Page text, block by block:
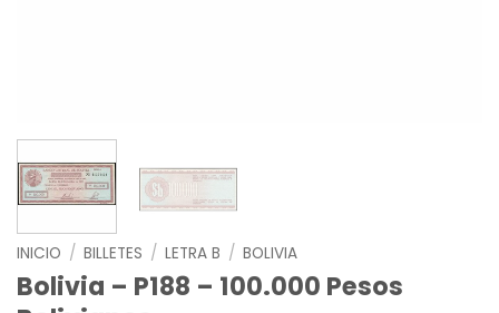
INICIO / BILLETES / LETRA B / BOLIVIA
Bolivia – P188 – 100.000 Pesos